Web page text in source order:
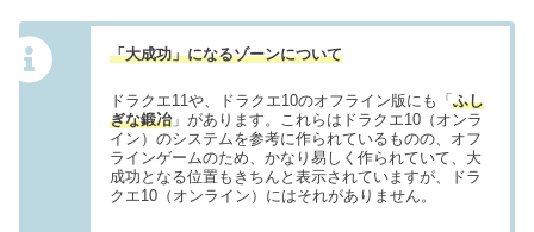
「大成功」になるゾーンについて
ドラクエ11や、ドラクエ10のオフライン版にも「 ふし
ぎな鍛冶」があります。これらはドラクエ10（オンラ
イン）のシステムを参考に作られているものの、オフ
ラインゲームのため、かなり易しく作られていて、大
成功となる位置もきちんと表示されていますが、ドラ
クエ10（オンライン）にはそれがありません。